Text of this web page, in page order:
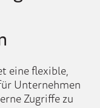
eine flexible,
Unternehmen
Zugriffe zu